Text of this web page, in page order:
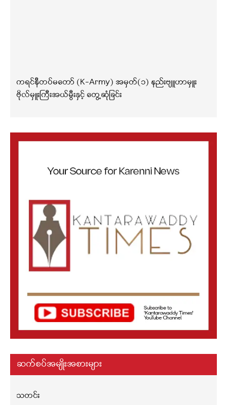
ကရင်နီတပ်မတော် (K-Army) အမှတ်(၁) နည်းဗျူဟာမှူး
ဗိုလ်မှူးကြီးအယ်မွီးနှင့် တွေ့ဆုံခြင်း
ဆက်စပ်အမျိုးအစားများ
သတင်း